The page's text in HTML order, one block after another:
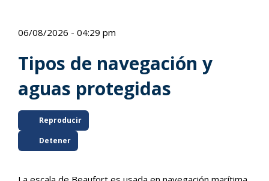
navegación
06/08/2026 - 04:29 pm
Tipos de navegación y
aguas protegidas
Reproducir
Detener